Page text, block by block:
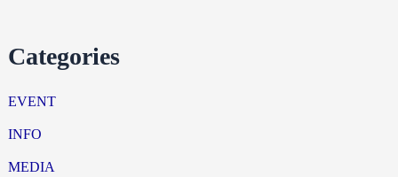
Categories
EVENT
INFO
MEDIA